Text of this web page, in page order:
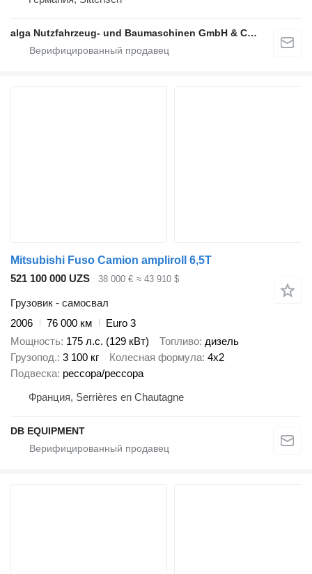
alga Nutzfahrzeug- und Baumaschinen GmbH & Co. KG
Mitsubishi Fuso Camion ampliroll 6,5T
521 100 000 UZS
38 000 € ≈ 43 910 $
Грузовик - самосвал
2006
76 000 км
Euro 3
Мощность 175 л.с. (129 кВт) Топливо дизель
Грузопод. 3 100 кг Колесная формула 4x2
Подвеска рессора/рессора
Франция, Serrières en Chautagne
DB EQUIPMENT